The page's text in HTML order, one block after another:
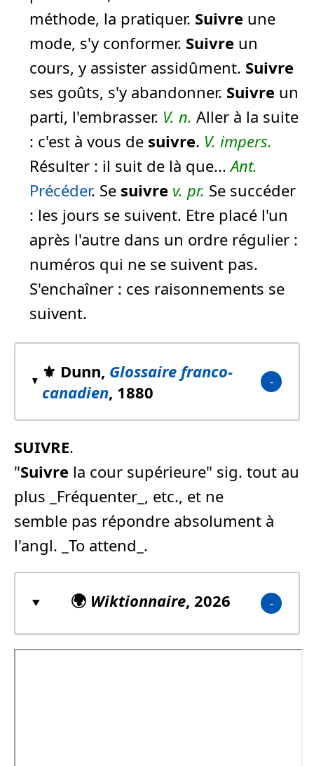
méthode, la pratiquer. Suivre une
mode, s'y conformer. Suivre un
cours, y assister assidûment. Suivre
ses goûts, s'y abandonner. Suivre un
parti, l'embrasser. V. n. Aller à la suite
: c'est à vous de suivre. V. impers.
Résulter : il suit de là que... Ant.
Précéder. Se suivre v. pr. Se succéder
: les jours se suivent. Etre placé l'un
après l'autre dans un ordre régulier :
numéros qui ne se suivent pas.
S'enchaîner : ces raisonnements se
suivent.
⚜️ Dunn, Glossaire franco-
canadien, 1880
SUIVRE.
"Suivre la cour supérieure" sig. tout au
plus _Fréquenter_, etc., et ne
semble pas répondre absolument à
l'angl. _To attend_.
🌍 Wiktionnaire, 2026